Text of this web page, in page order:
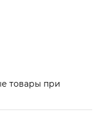
товары при